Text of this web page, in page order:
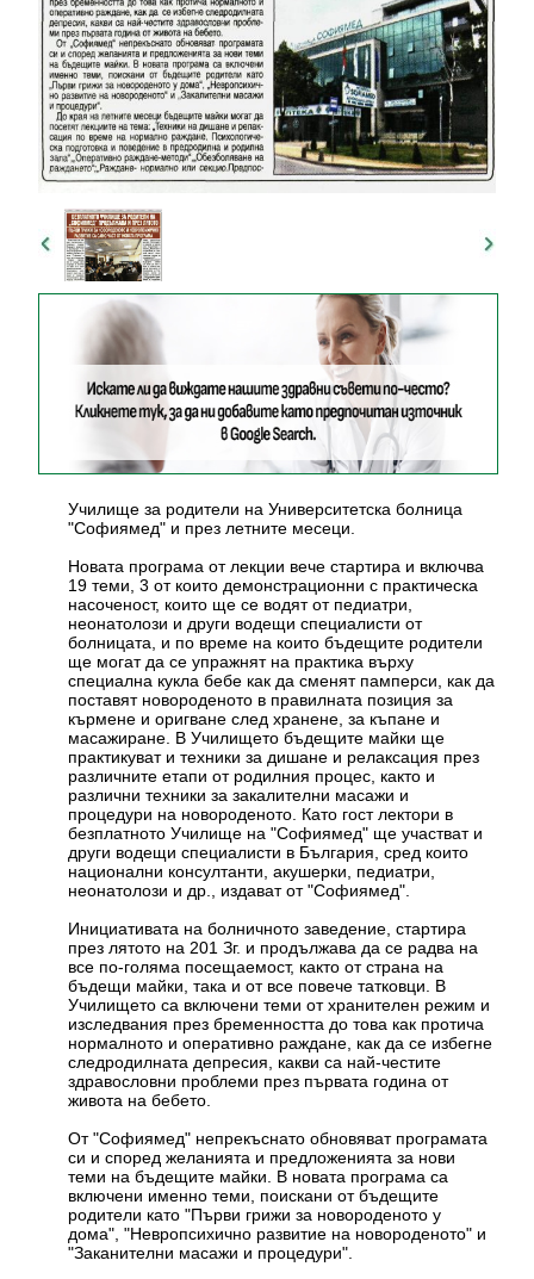
Училище за родители на Университетска болница
"Софиямед" и през летните месеци.
Новата програма от лекции вече стартира и включва
19 теми, 3 от които демонстрационни с практическа
насоченост, които ще се водят от педиатри,
неонатолози и други водещи специалисти от
болницата, и по време на които бъдещите родители
ще могат да се упражнят на практика върху
специална кукла бебе как да сменят памперси, как да
поставят новороденото в правилната позиция за
кърмене и оригване след хранене, за къпане и
масажиране. В Училището бъдещите майки ще
практикуват и техники за дишане и релаксация през
различните етапи от родилния процес, както и
различни техники за закалителни масажи и
процедури на новороденото. Като гост лектори в
безплатното Училище на "Софиямед" ще участват и
други водещи специалисти в България, сред които
национални консултанти, акушерки, педиатри,
неонатолози и др., издават от "Софиямед".
Инициативата на болничното заведение, стартира
през лятото на 201 Зг. и продължава да се радва на
все по-голяма посещаемост, както от страна на
бъдещи майки, така и от все повече татковци. В
Училището са включени теми от хранителен режим и
изследвания през бременността до това как протича
нормалното и оперативно раждане, как да се избегне
следродилната депресия, какви са най-честите
здравословни проблеми през първата година от
живота на бебето.
От "Софиямед" непрекъснато обновяват програмата
си и според желанията и предложенията за нови
теми на бъдещите майки. В новата програма са
включени именно теми, поискани от бъдещите
родители като "Първи грижи за новороденото у
дома", "Невропсихично развитие на новороденото" и
"Заканителни масажи и процедури".